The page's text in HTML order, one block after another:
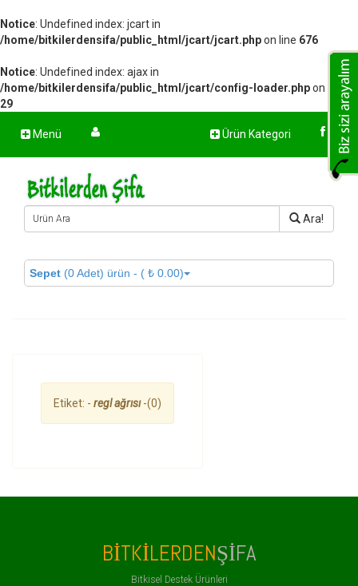
Notice: Undefined index: jcart in
/home/bitkilerdensifa/public_html/jcart/jcart.phpon line 676
Notice: Undefined index: ajax in
/home/bitkilerdensifa/public_html/jcart/config-loader.phpon line
29
Menü Ürün Kategori
Ara!
Sepet (0 Adet) ürün - ( ₺ 0.00)
Etiket: - regl ağrısı-(0)
BITKILERDENŞIFA
Bitkisel Destek Ürünleri